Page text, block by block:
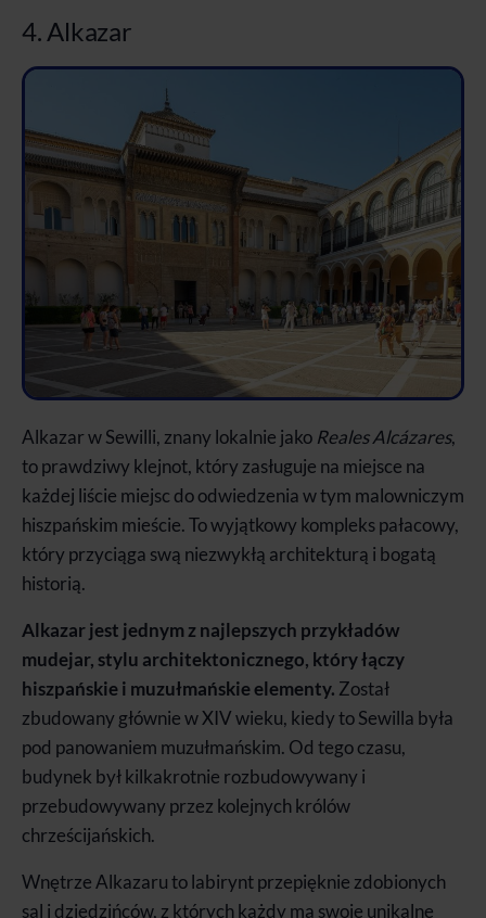
4. Alkazar
Alkazar w Sewilli, znany lokalnie jako Reales Alcázares,
to prawdziwy klejnot, który zasługuje na miejsce na
każdej liście miejsc do odwiedzenia w tym malowniczym
hiszpańskim mieście. To wyjątkowy kompleks pałacowy,
który przyciąga swą niezwykłą architekturą i bogatą
historią.
Alkazar jest jednym z najlepszych przykładów
mudejar, stylu architektonicznego, który łączy
hiszpańskie i muzułmańskie elementy. Został
zbudowany głównie w XIV wieku, kiedy to Sewilla była
pod panowaniem muzułmańskim. Od tego czasu,
budynek był kilkakrotnie rozbudowywany i
przebudowywany przez kolejnych królów
chrześcijańskich.
Wnętrze Alkazaru to labirynt przepięknie zdobionych
sal i dziedzińców, z których każdy ma swoje unikalne